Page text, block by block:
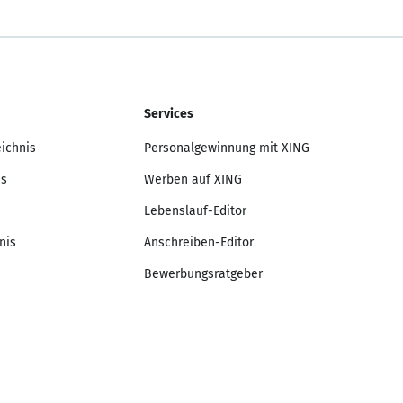
Services
Personalgewinnung mit XING
Werben auf XING
Lebenslauf-Editor
Anschreiben-Editor
Bewerbungsratgeber